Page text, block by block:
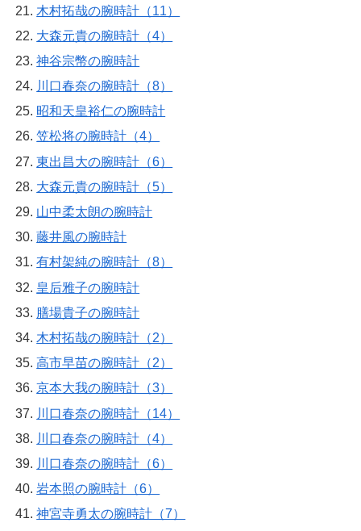
木村拓哉の腕時計（11）
大森元貴の腕時計（4）
神谷宗幣の腕時計
川口春奈の腕時計（8）
昭和天皇裕仁の腕時計
笠松将の腕時計（4）
東出昌大の腕時計（6）
大森元貴の腕時計（5）
山中柔太朗の腕時計
藤井風の腕時計
有村架純の腕時計（8）
皇后雅子の腕時計
膳場貴子の腕時計
木村拓哉の腕時計（2）
高市早苗の腕時計（2）
京本大我の腕時計（3）
川口春奈の腕時計（14）
川口春奈の腕時計（4）
川口春奈の腕時計（6）
岩本照の腕時計（6）
神宮寺勇太の腕時計（7）